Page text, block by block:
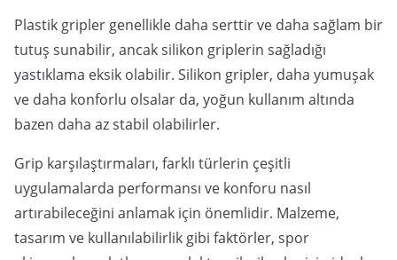
Plastik gripler genellikle daha serttir ve daha sağlam bir
tutuş sunabilir, ancak silikon griplerin sağladığı
yastıklama eksik olabilir. Silikon gripler, daha yumuşak
ve daha konforlu olsalar da, yoğun kullanım altında
bazen daha az stabil olabilirler.
Grip karşılaştırmaları, farklı türlerin çeşitli
uygulamalarda performansı ve konforu nasıl
artırabileceğini anlamak için önemlidir. Malzeme,
tasarım ve kullanılabilirlik gibi faktörler, spor